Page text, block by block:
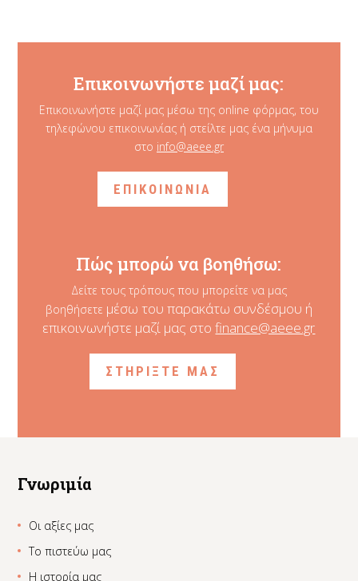
Επικοινωνήστε μαζί μας:
Επικοινωνήστε μαζί μας μέσω της online φόρμας, του
τηλεφώνου επικοινωνίας ή στείλτε μας ένα μήνυμα
στο info@aeee.gr
ΕΠΙΚΟΙΝΩΝΙΑ
Πώς μπορώ να βοηθήσω:
Δείτε τους τρόπους που μπορείτε να μας
βοηθήσετε μέσω του παρακάτω συνδέσμου ή
επικοινωνήστε μαζί μας στοfinance@aeee.gr
ΣΤΗΡΙΞΤΕ ΜΑΣ
Γνωριμία
Οι αξίες μας
Το πιστεύω μας
Η ιστορία μας